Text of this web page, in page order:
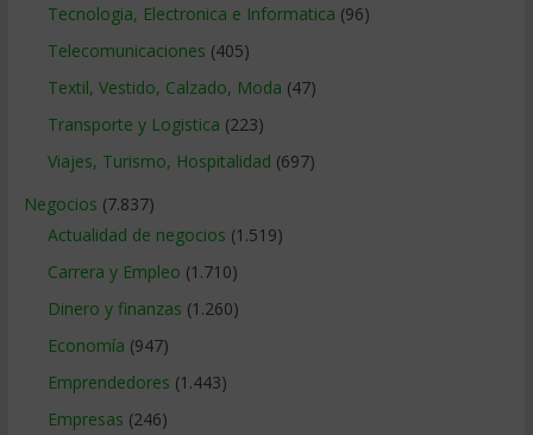
Tecnologia, Electronica e Informatica (96)
Telecomunicaciones (405)
Textil, Vestido, Calzado, Moda (47)
Transporte y Logistica (223)
Viajes, Turismo, Hospitalidad (697)
Negocios (7.837)
Actualidad de negocios (1.519)
Carrera y Empleo (1.710)
Dinero y finanzas (1.260)
Economía (947)
Emprendedores (1.443)
Empresas (246)